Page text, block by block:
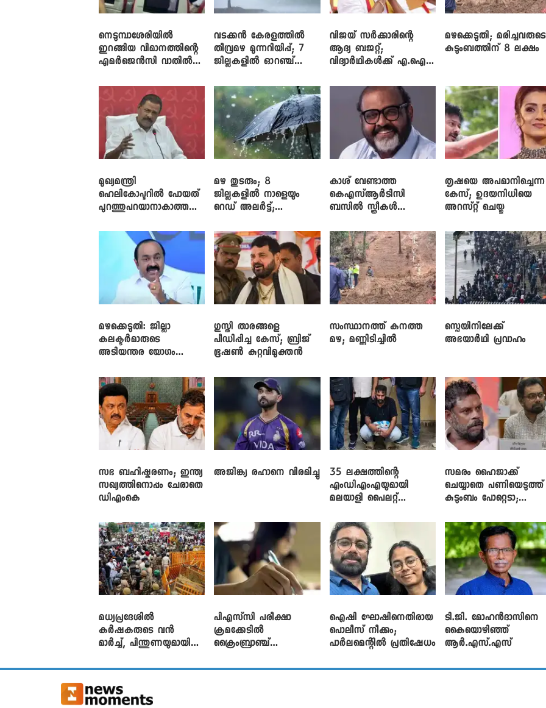
നെടുമ്പാശേരിയിൽ
ഇറങ്ങിയ വിമാനത്തിന്റെ
എമർജെൻസി വാതിൽ
വടക്കൻ കേരളത്തിൽ
തീവ്രമഴ മുന്നറിയിപ്പ്; 7
ജില്ലകളിൽ ഓറഞ്ച്
വിജയ് സർക്കാരിന്റെ
ആദ്യ ബജറ്റ്;
വിദ്യാർഥികൾക്ക് എ.ഐ
ലാപ്ടോപ്പുകളും
മഴക്കെടുതി; മരിച്ചവരുടെ
കുടുംബത്തിന് 8 ലക്ഷം
മുഖ്യമന്ത്രി
ഹെലികോപ്ടറിൽ പോയത്
പുറത്തുപറയാനാകാത്ത
ഗോവിന്ദൻ
മഴ തുടരും; 8
ജില്ലകളിൽ നാളെയും
റെഡ് അലർട്ട്;
അലർട്ട്
കാശ് വേണ്ടാത്ത
കെഎസ്ആർടിസി
ബസിൽ സ്ത്രീകൾ
ജോൺ
തൃഷയെ അപമാനിച്ചെന്ന
കേസ്; ഉദയനിധിയെ
അറസ്റ്റ് ചെയ്തു
മഴക്കെടുതി: ജില്ലാ
കലക്ടർമാരുടെ
അടിയന്തര യോഗം
​ഗുസ്തി താരങ്ങളെ
പീഡിപ്പിച്ച കേസ്; ബ്രിജ്
ഭൂഷൺ കുറ്റവിമുക്തൻ
സംസ്ഥാനത്ത് കനത്ത
മഴ; മണ്ണിടിച്ചിൽ
സ്പെയിനിലേക്ക്
അഭയാർഥി പ്രവാഹം
സഭ ബഹിഷ്കരണം; ഇന്ത്യ
സഖ്യത്തിനൊപ്പം ചേരാതെ
ഡിഎംകെ
അജിങ്ക്യ രഹാനെ വിരമിച്ചു
35 ലക്ഷത്തിന്റെ
എംഡിഎംഎയുമായി
മലയാളി പൈലറ്റ്
സമരം ഹൈജാക്ക്
ചെയ്യാതെ പണിയെടുത്ത്
കുടുംബം പോറ്റെടാ;
വിനായകൻ
മധ്യപ്രദേശിൽ
കർഷകരുടെ വൻ
മാർച്ച്, പിന്തുണയുമായി
പിഎസ്‌സി പരീക്ഷാ
ക്രമക്കേ‌ടിൽ
ക്രൈംബ്രാഞ്ച്
ഐഷി ഘോഷിനെതിരായ
പൊലീസ് നീക്കം;
പാര്‍ലമെന്റിൽ പ്രതിഷേധം
ടി.ജി. മോഹൻദാസിനെ
കൈയൊഴിഞ്ഞ്
ആർ.എസ്.എസ്